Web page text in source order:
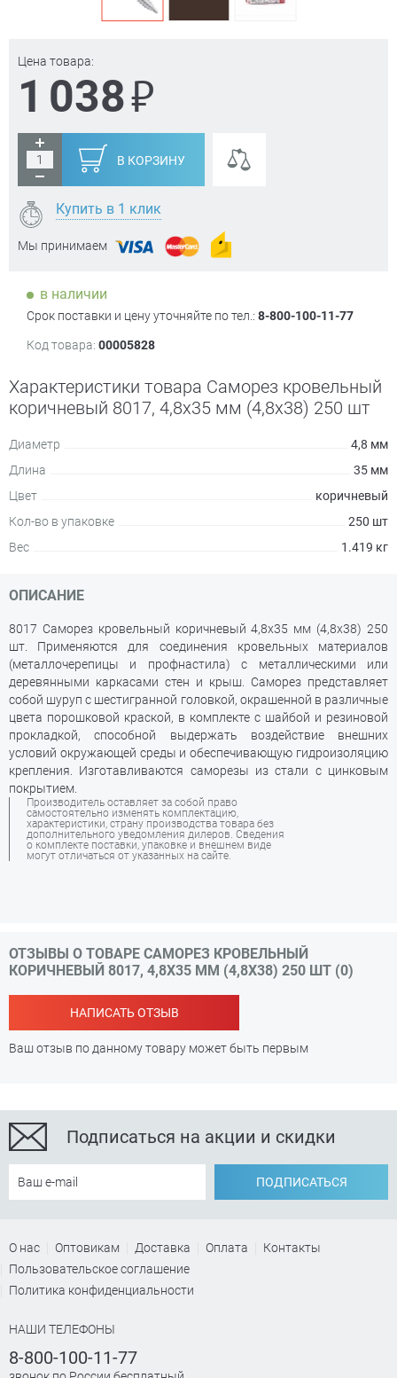
Цена товара:
1 038₽
В КОРЗИНУ
Купить в 1 клик
Мы принимаем
в наличии
Срок поставки и цену уточняйте по тел.: 8-800-100-11-77
Код товара: 00005828
Характеристики товара Саморез кровельный
коричневый 8017, 4,8х35 мм (4,8х38) 250 шт
Диаметр
4,8 мм
Длина
35 мм
Цвет
коричневый
Кол-во в упаковке
250 шт
Вес
1.419 кг
ОПИСАНИЕ
8017 Саморез кровельный коричневый 4,8х35 мм (4,8х38) 250
шт. Применяются для соединения кровельных материалов
(металлочерепицы и профнастила) с металлическими или
деревянными каркасами стен и крыш. Саморез представляет
собой шуруп с шестигранной головкой, окрашенной в различные
цвета порошковой краской, в комплекте с шайбой и резиновой
прокладкой, способной выдержать воздействие внешних
условий окружающей среды и обеспечивающую гидроизоляцию
крепления. Изготавливаются саморезы из стали с цинковым
покрытием.
Производитель оставляет за собой право
самостоятельно изменять комплектацию,
характеристики, страну производства товара без
дополнительного уведомления дилеров. Сведения
о комплекте поставки, упаковке и внешнем виде
могут отличаться от указанных на сайте.
ОТЗЫВЫ О ТОВАРЕ САМОРЕЗ КРОВЕЛЬНЫЙ
КОРИЧНЕВЫЙ 8017, 4,8Х35 ММ (4,8Х38) 250 ШТ (0)
НАПИСАТЬ ОТЗЫВ
Ваш отзыв по данному товару может быть первым
Подписаться на акции и скидки
ПОДПИСАТЬСЯ
О нас Оптовикам Доставка Оплата
Контакты
Пользовательское соглашение
Политика конфиденциальности
НАШИ ТЕЛЕФОНЫ
8-800-100-11-77